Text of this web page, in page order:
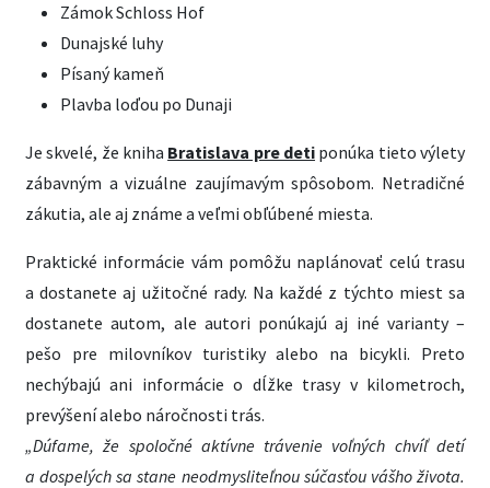
Zámok Schloss Hof
Dunajské luhy
Písaný kameň
Plavba loďou po Dunaji
Je skvelé, že kniha Bratislava pre deti ponúka tieto výlety
zábavným a vizuálne zaujímavým spôsobom. Netradičné
zákutia, ale aj známe a veľmi obľúbené miesta.
Praktické informácie vám pomôžu naplánovať celú trasu
a dostanete aj užitočné rady. Na každé z týchto miest sa
dostanete autom, ale autori ponúkajú aj iné varianty –
pešo pre milovníkov turistiky alebo na bicykli. Preto
nechýbajú ani informácie o dĺžke trasy v kilometroch,
prevýšení alebo náročnosti trás.
„Dúfame, že spoločné aktívne trávenie voľných chvíľ detí
a dospelých sa stane neodmysliteľnou súčasťou vášho života.